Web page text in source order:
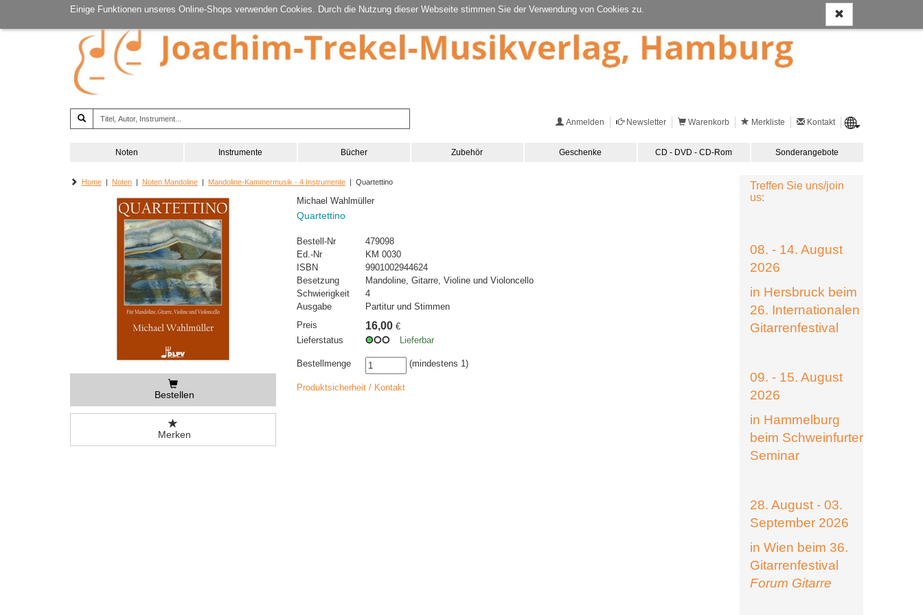
Einige Funktionen unseres Online-Shops verwenden Cookies. Durch die Nutzung dieser Webseite stimmen Sie der Verwendung von Cookies zu.
Anmelden Newsletter Warenkorb Merkliste Kontakt
Noten Instrumente Bücher Zubehör Geschenke CD - DVD - CD-Rom Sonderangebote
Home | Noten | Noten Mandoline | Mandoline-Kammermusik - 4 Instrumente | Quartettino
Bestellen
Merken
Michael Wahlmüller
Quartettino
Bestell-Nr
479098
Ed.-Nr
KM 0030
ISBN
9901002944624
Besetzung
Mandoline, Gitarre, Violine und Violoncello
Schwierigkeit
4
Ausgabe
Partitur und Stimmen
Preis
16,00 €
Lieferstatus
Lieferbar
Bestellmenge (mindestens 1)
Produktsicherheit / Kontakt
Treffen Sie uns/join
us:
08. - 14. August
2026
in Hersbruck beim
26. Internationalen
Gitarrenfestival
09. - 15. August
2026
in Hammelburg
beim Schweinfurter
Seminar
28. August - 03.
September 2026
in Wien beim 36.
Gitarrenfestival
Forum Gitarre